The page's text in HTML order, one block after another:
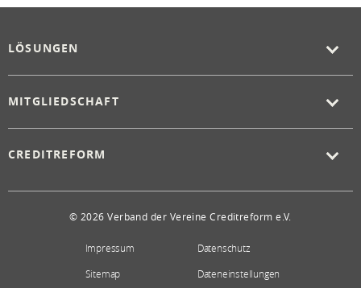
LÖSUNGEN
MITGLIEDSCHAFT
CREDITREFORM
© 2026 Verband der Vereine Creditreform e.V.
Impressum
Datenschutz
Sitemap
Dateneinstellungen